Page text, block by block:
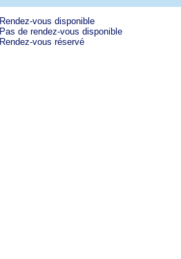
Rendez-vous disponible
Pas de rendez-vous disponible
Rendez-vous réservé